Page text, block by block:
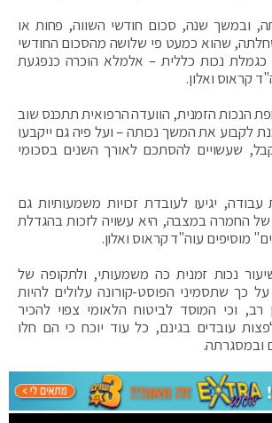
ובמשך שנה, סכום חודשי השווה, פחות או
שהוא כמעט פי שלושה מהסכום החודשי
כגמלת נכות כללית – אלמלא הוכרה כנפגעת
קראוס ואלון.
הנכות הזמנית, הוועדה הרפואית תתכנס שוב
לקבוע את המשך נכותה – ועל פיה גם ייקבעו
שעשויים להסתכם לאורך השנים בסכומי
יגיעו לעובדת זכויות משמעותיות גם
החמרה במצבה, היא עשויה לזכות בהגדלת
מוסיפים עוה"ד קראוס ואלון.
נכות זמנית כה משמעותי, ולתקופה של
כך שתסמיני הפוסט-קורונה עלולים להיות
וכי המוסד לביטוח הלאומי צפוי להכיר
עובדים בגינם, כל עוד יוכח כי הם חלו
ובמסגרתה.